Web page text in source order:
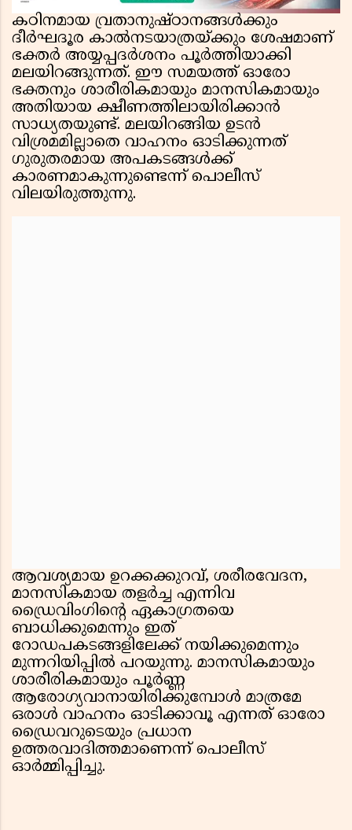
കഠിനമായ വ്രതാനുഷ്‌ഠാനങ്ങൾക്കും
ദീർഘദൂര കാൽനടയാത്രയ്ക്കും ശേഷമാണ്
ഭക്തർ അയ്യപ്പദർശനം പൂർത്തിയാക്കി
മലയിറങ്ങുന്നത്. ഈ സമയത്ത് ഓരോ
ഭക്തനും ശാരീരികമായും മാനസികമായും
അതിയായ ക്ഷീണത്തിലായിരിക്കാൻ
സാധ്യതയുണ്ട്. മലയിറങ്ങിയ ഉടൻ
വിശ്രമമില്ലാതെ വാഹനം ഓടിക്കുന്നത്
ഗുരുതരമായ അപകടങ്ങൾക്ക്
കാരണമാകുന്നുണ്ടെന്ന് പൊലീസ്
വിലയിരുത്തുന്നു.
ആവശ്യമായ ഉറക്കക്കുറവ്, ശരീരവേദന,
മാനസികമായ തളർച്ച എന്നിവ
ഡ്രൈവിംഗിൻ്റെ ഏകാഗ്രതയെ
ബാധിക്കുമെന്നും ഇത്
റോഡപകടങ്ങളിലേക്ക് നയിക്കുമെന്നും
മുന്നറിയിപ്പിൽ പറയുന്നു. മാനസികമായും
ശാരീരികമായും പൂർണ്ണ
ആരോഗ്യവാനായിരിക്കുമ്പോൾ മാത്രമേ
ഒരാൾ വാഹനം ഓടിക്കാവൂ എന്നത് ഓരോ
ഡ്രൈവറുടെയും പ്രധാന
ഉത്തരവാദിത്തമാണെന്ന് പൊലീസ്
ഓർമ്മിപ്പിച്ചു.